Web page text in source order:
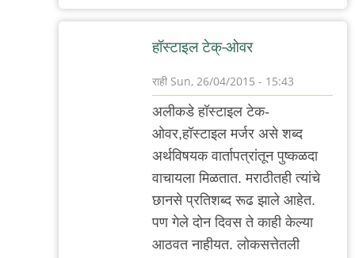
हॉस्टाइल टेक्-ओवर
राही Sun, 26/04/2015 - 15:43
reply
नंदन
अलीकडे हॉस्टाइल टेक-
ओवर,हॉस्टाइल मर्जर असे शब्द
अर्थविषयक वार्तापत्रांतून पुष्कळदा
वाचायला मिळतात. मराठीतही त्यांचे
छानसे प्रतिशब्द रूढ झाले आहेत.
पण गेले दोन दिवस ते काही केल्या
आठवत नाहीयत. लोकसत्तेतली